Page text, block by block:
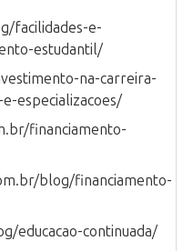
facilidades-e-
estudantil/
na-carreira-
especializacoes/
financiamento-
blog/financiamento-
educacao-continuada/